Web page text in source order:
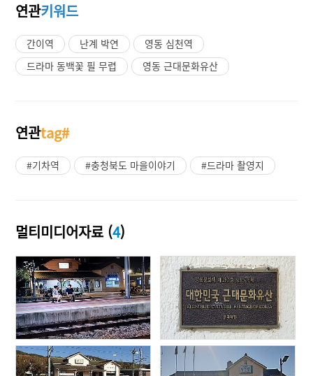
연관키워드
간이역 난계 박연
영동 심천역
드라마 동백꽃 필 무렵
영동 근대문화유산
연관tag#
#기차역 #충청북도 마을이야기 #드라마 촬영지
멀티미디어자료 (4)